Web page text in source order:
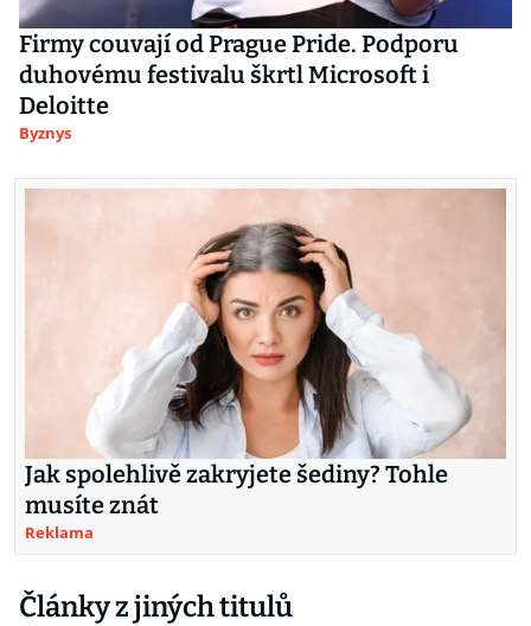
Firmy couvají od Prague Pride. Podporu
duhovému festivalu škrtl Microsoft i
Deloitte
Byznys
Jak spolehlivě zakryjete šediny? Tohle
musíte znát
Reklama
Články z jiných titulů